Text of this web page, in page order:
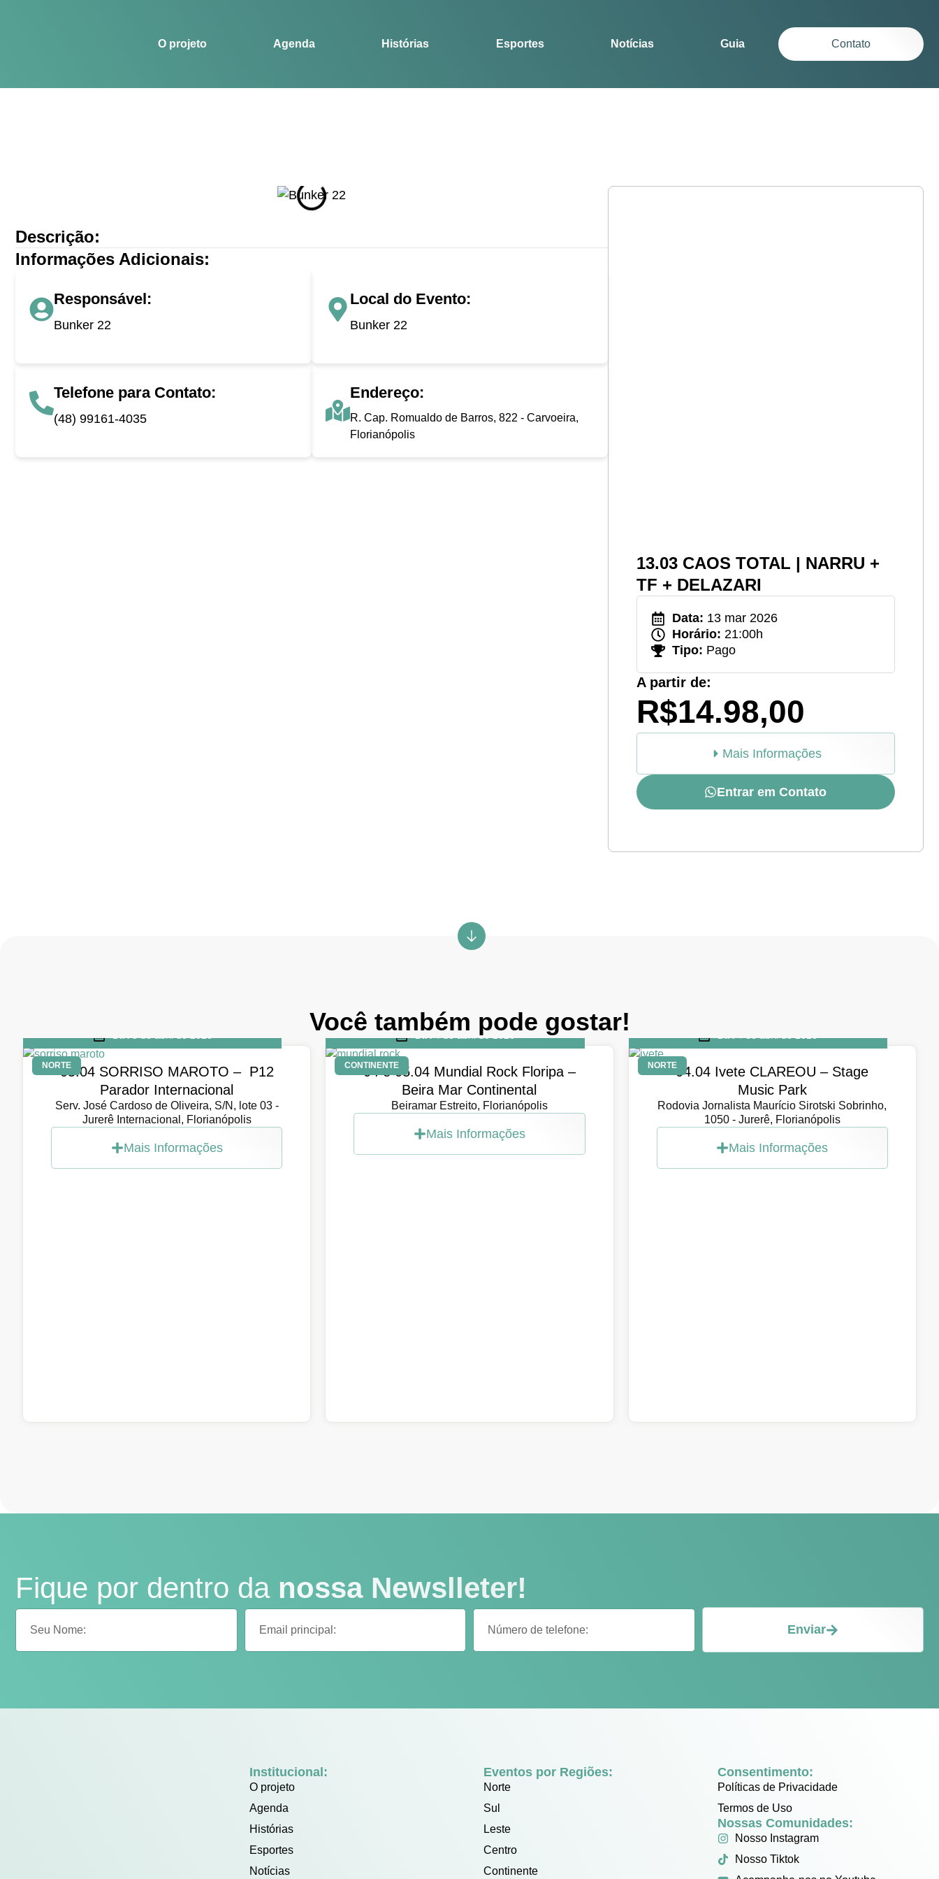
O projeto Agenda Histórias Esportes Notícias Guia Contato
Descrição:
Informações Adicionais:
Responsável:
Bunker 22
Local do Evento:
Bunker 22
Telefone para Contato:
(48) 99161-4035
Endereço:
R. Cap. Romualdo de Barros, 822 - Carvoeira,
Florianópolis
13.03 CAOS TOTAL | NARRU +
TF + DELAZARI
Data: 13 mar 2026
Horário: 21:00h
Tipo: Pago
A partir de:
R$14.98,00
Mais Informações
Entrar em Contato
Você também pode gostar!
NORTE
DIA5 de abril de 2026
05.04 SORRISO MAROTO – P12
Parador Internacional
Serv. José Cardoso de Oliveira, S/N, lote 03 -
Jurerê Internacional, Florianópolis
Mais Informações
CONTINENTE
DIA4 de abril de 2026
04 e 05.04 Mundial Rock Floripa –
Beira Mar Continental
Beiramar Estreito, Florianópolis
Mais Informações
NORTE
DIA4 de abril de 2026
04.04 Ivete CLAREOU – Stage
Music Park
Rodovia Jornalista Maurício Sirotski Sobrinho,
1050 - Jurerê, Florianópolis
Mais Informações
Fique por dentro da nossa Newslleter!
Enviar
Institucional:
O projeto
Agenda
Histórias
Esportes
Notícias
Eventos por Regiões:
Norte
Sul
Leste
Centro
Continente
Consentimento:
Políticas de Privacidade
Termos de Uso
Nossas Comunidades:
Nosso Instagram
Nosso Tiktok